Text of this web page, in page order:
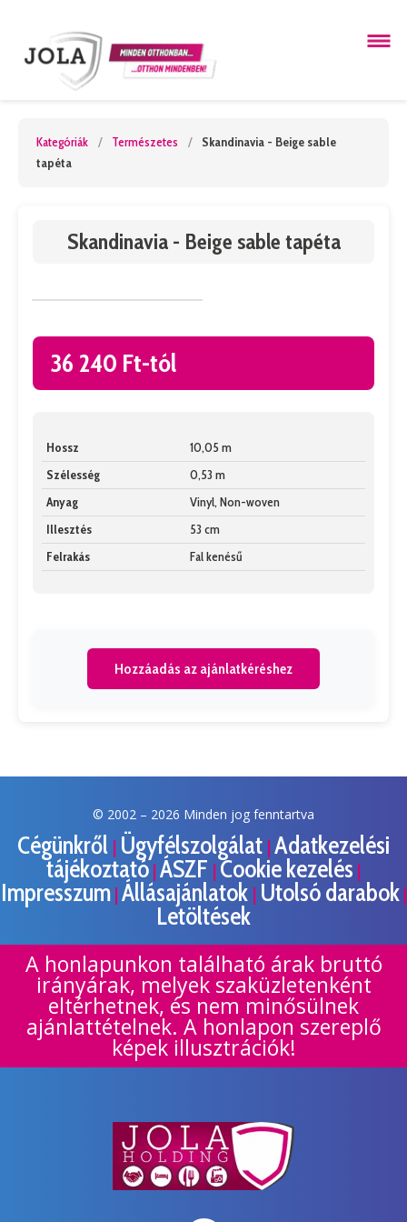
Kategóriák / Természetes /
Skandinavia - Beige sable
tapéta
Skandinavia - Beige sable tapéta
36 240 Ft-tól
Hossz
10,05 m
Szélesség
0,53 m
Anyag
Vinyl, Non-woven
Illesztés
53 cm
Felrakás
Fal kenésű
Hozzáadás az ajánlatkéréshez
© 2002 – 2026 Minden jog fenntartva
Cégünkről | Ügyfélszolgálat | Adatkezelési
tájékoztató | ÁSZF | Cookie kezelés |
Impresszum| Állásajánlatok | Utolsó darabok|
Letöltések
A honlapunkon található árak bruttó
irányárak, melyek szaküzletenként
eltérhetnek, és nem minősülnek
ajánlattételnek. A honlapon szereplő
képek illusztrációk!